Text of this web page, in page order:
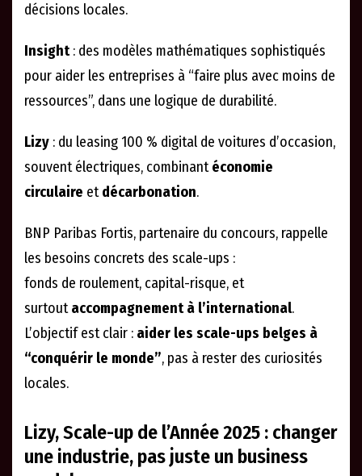
décisions locales.
Insight: des modèles mathématiques sophistiqués
pour aider les entreprises à “faire plus avec moins de
ressources”, dans une logique de durabilité.
Lizy : du leasing 100 % digital de voitures d’occasion,
souvent électriques, combinantéconomie
circulaire etdécarbonation.
BNP Paribas Fortis, partenaire du concours, rappelle
les besoins concrets des scale-ups :
fonds de roulement, capital-risque, et
surtoutaccompagnement à l’international.
L’objectif est clair : aider les scale-ups belges à
“conquérir le monde”, pas à rester des curiosités
locales.
Lizy, Scale-up de l’Année 2025 : changer
une industrie, pas juste un business